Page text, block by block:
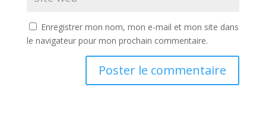
Enregistrer mon nom, mon e-mail et mon site dans
le navigateur pour mon prochain commentaire.